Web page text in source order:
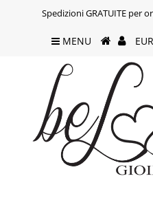
Spedizioni GRATUITE per
MENU